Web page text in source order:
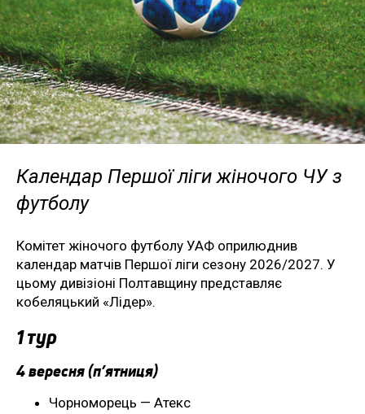
Календар Першої ліги жіночого ЧУ з
футболу
Комітет жіночого футболу УАФ оприлюднив
календар матчів Першої ліги сезону 2026/2027. У
цьому дивізіоні Полтавщину представляє
кобеляцький «Лідер».
1 тур
4 вересня (п’ятниця)
Чорноморець — Атекс